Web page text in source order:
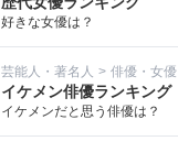
好きな女優は？
芸能人・著名人 > 俳優・女優
イケメン俳優ランキング
イケメンだと思う俳優は？